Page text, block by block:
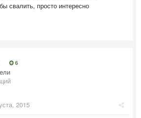
свалить, просто интересно
6
2015